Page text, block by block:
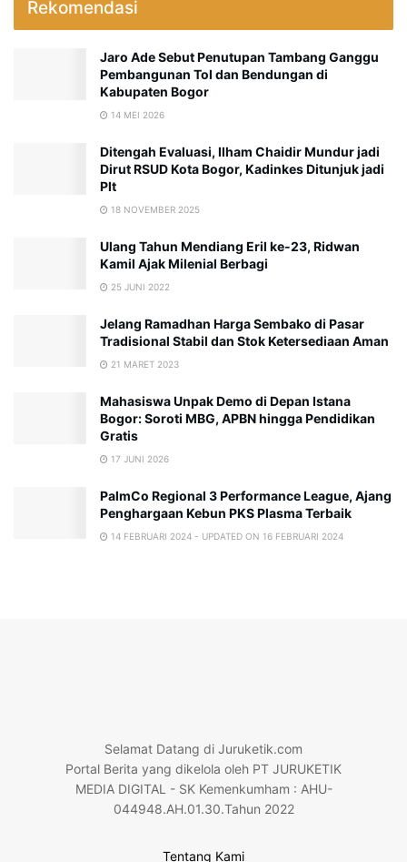
Rekomendasi
Jaro Ade Sebut Penutupan Tambang Ganggu
Pembangunan Tol dan Bendungan di
Kabupaten Bogor
14 MEI 2026
Ditengah Evaluasi, Ilham Chaidir Mundur jadi
Dirut RSUD Kota Bogor, Kadinkes Ditunjuk jadi
Plt
18 NOVEMBER 2025
Ulang Tahun Mendiang Eril ke-23, Ridwan
Kamil Ajak Milenial Berbagi
25 JUNI 2022
Jelang Ramadhan Harga Sembako di Pasar
Tradisional Stabil dan Stok Ketersediaan Aman
21 MARET 2023
Mahasiswa Unpak Demo di Depan Istana
Bogor: Soroti MBG, APBN hingga Pendidikan
Gratis
17 JUNI 2026
PalmCo Regional 3 Performance League, Ajang
Penghargaan Kebun PKS Plasma Terbaik
14 FEBRUARI 2024 - UPDATED ON 16 FEBRUARI 2024
Selamat Datang di Juruketik.com
Portal Berita yang dikelola oleh PT JURUKETIK
MEDIA DIGITAL - SK Kemenkumham : AHU-
044948.AH.01.30.Tahun 2022
Tentang Kami